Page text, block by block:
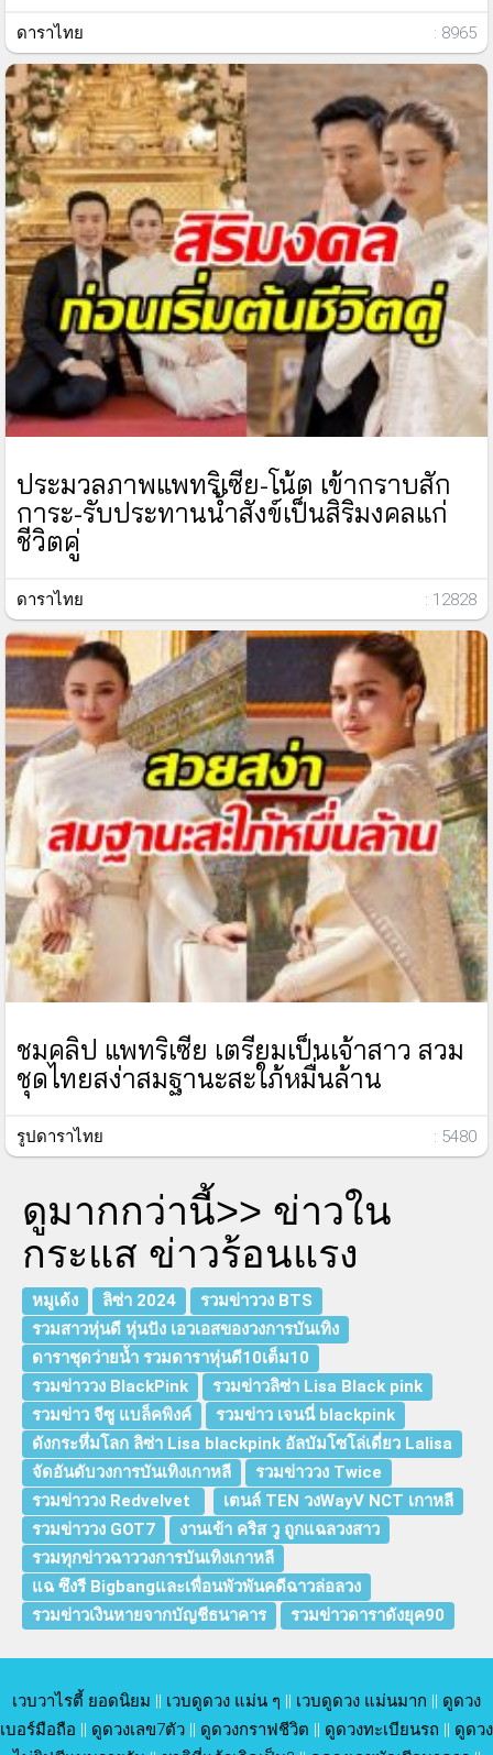
ดาราไทย : 8965
ประมวลภาพแพทริเซีย-โน้ต เข้ากราบสัก
การะ-รับประทานน้ำสังข์เป็นสิริมงคลแก่
ชีวิตคู่
ดาราไทย : 12828
ชมคลิป แพทริเซีย เตรียมเป็นเจ้าสาว สวม
ชุดไทยสง่าสมฐานะสะใภ้หมื่นล้าน
รูปดาราไทย : 5480
ดูมากกว่านี้>> ข่าวใน
กระแส ข่าวร้อนแรง
หมูเด้ง ลิซ่า 2024
รวมข่าววง BTS
รวมสาวหุ่นดี หุ่นปัง เอวเอสของวงการบันเทิง
ดาราชุดว่ายน้ำ รวมดาราหุ่นดี10เต็ม10
รวมข่าววง BlackPink
รวมข่าวลิซ่า Lisa Black pink
รวมข่าว จีซู แบล็คพิงค์
รวมข่าว เจนนี่ blackpink
ดังกระหึ่มโลก ลิซ่า Lisa blackpink อัลบัมโซโล่เดี่ยว Lalisa
จัดอันดับวงการบันเทิงเกาหลี
รวมข่าววง Twice
รวมข่าววง Redvelvet
เตนล์ TEN วงWayV NCT เกาหลี
รวมข่าววง GOT7
งานเข้า คริส วู ถูกแฉลวงสาว
รวมทุกข่าวฉาววงการบันเทิงเกาหลี
แฉ ซึงรี Bigbangและเพื่อนพัวพันคดีฉาวล่อลวง
รวมข่าวเงินหายจากบัญชีธนาคาร
รวมข่าวดาราดังยุค90
เวบวาไรตี้ ยอดนิยม || เวบดูดวง แม่น ๆ || เวบดูดวง แม่นมาก || ดูดวง
เบอร์มือถือ || ดูดวงเลข7ตัว || ดูดวงกราฟชีวิต || ดูดวงทะเบียนรถ || ดูดวง